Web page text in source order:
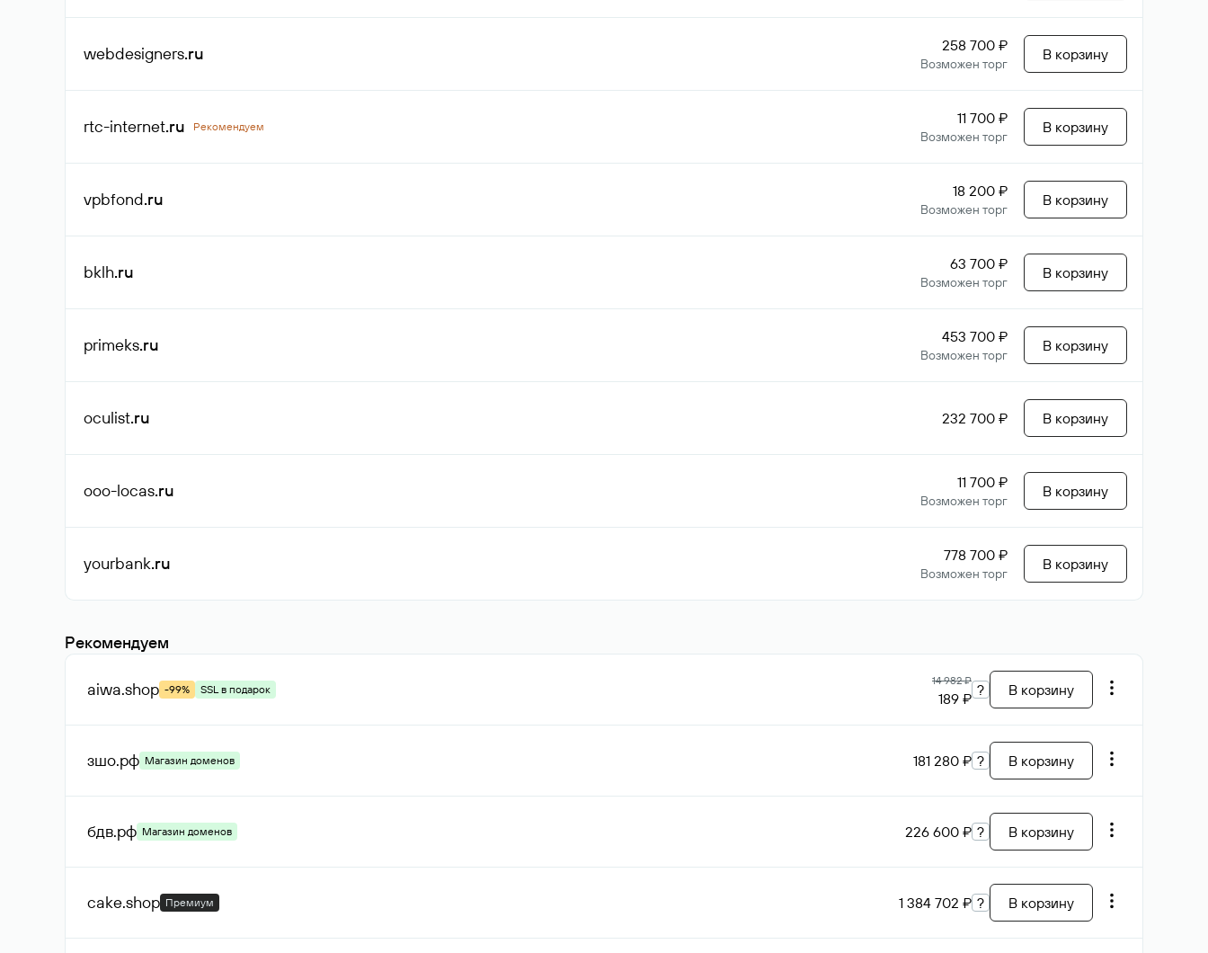
webdesigners.ru 258 700 ₽
Возможен торг
В корзину
rtc-internet.ru Рекомендуем 11 700 ₽
Возможен торг
В корзину
vpbfond.ru 18 200 ₽
Возможен торг
В корзину
bklh.ru 63 700 ₽
Возможен торг
В корзину
primeks.ru 453 700 ₽
Возможен торг
В корзину
oculist.ru 232 700 ₽ В корзину
ooo-locas.ru 11 700 ₽
Возможен торг
В корзину
yourbank.ru 778 700 ₽
Возможен торг
В корзину
Рекомендуем
aiwa.shop -99% SSL в подарок
14 982 ₽
189 ₽ ? В корзину
зшо.рф Магазин доменов 181 280 ₽ ? В корзину
бдв.рф Магазин доменов 226 600 ₽ ? В корзину
cake.shop Премиум 1 384 702 ₽ ? В корзину